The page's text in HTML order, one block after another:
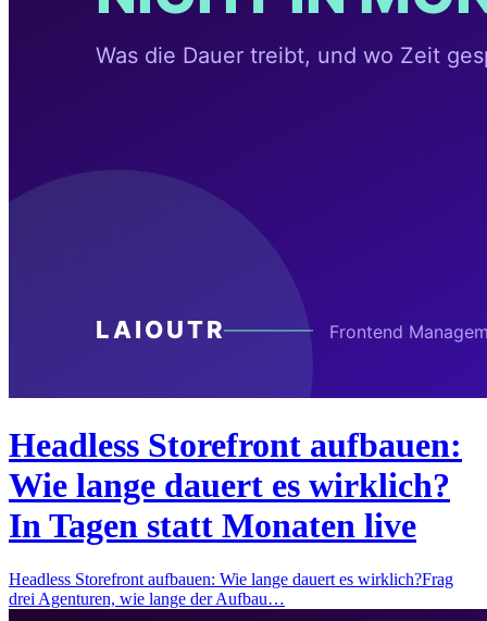
Headless Storefront aufbauen:
Wie lange dauert es wirklich?
In Tagen statt Monaten live
Headless Storefront aufbauen: Wie lange dauert es wirklich?Frag
drei Agenturen, wie lange der Aufbau…